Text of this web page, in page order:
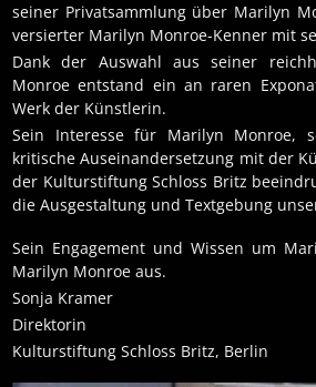
seiner Privatsammlung über Marilyn
versierter Marilyn Monroe-Kenner mit
Dank der Auswahl aus seiner
Monroe entstand ein an raren
Werk der Künstlerin.
Sein Interesse für Marilyn Monroe,
kritische Auseinandersetzung mit der
der Kulturstiftung Schloss Britz
die Ausgestaltung und Textgebung
Sein Engagement und Wissen um
Marilyn Monroe aus.
Sonja Kramer
Direktorin
Kulturstiftung Schloss Britz, Berlin